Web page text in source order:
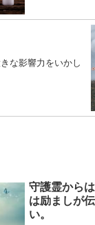
な影響力をいかし
守護霊から
は励ましが
い。